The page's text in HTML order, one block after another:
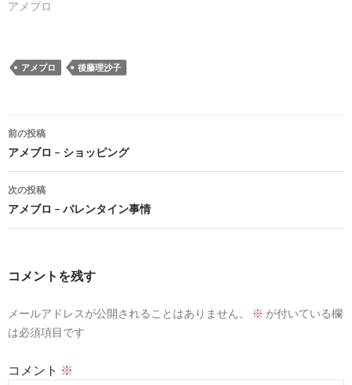
アメブロ
アメブロ 後藤理沙子
投
稿
ナ
ビ
ョ
前の投稿
アメブロ – ショッピング
次の投稿
アメブロ – バレンタイン事情
コメントを残す
メールアドレスが公開されることはありません。 ※ が付いている欄
は必須項目です
コメント ※